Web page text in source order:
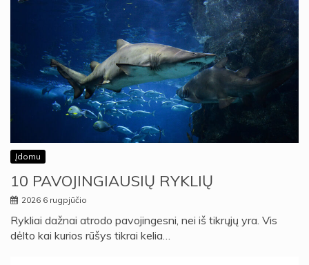
Įdomu
10 PAVOJINGIAUSIŲ RYKLIŲ
2026 6 rugpjūčio
Rykliai dažnai atrodo pavojingesni, nei iš tikrųjų yra. Vis
dėlto kai kurios rūšys tikrai kelia…